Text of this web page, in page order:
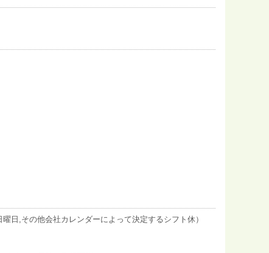
日,その他会社カレンダーによって決定するシフト休）